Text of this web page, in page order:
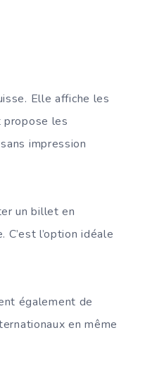
Elle affiche les
propose les
impression
un billet en
l’option idéale
également de
en même